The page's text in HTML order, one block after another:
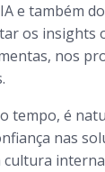
e também
os insights
nos
tempo, é
nas